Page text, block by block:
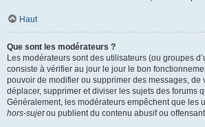
Haut
Que sont les modérateurs ?
Les modérateurs sont des utilisateurs (ou groupes
consiste à vérifier au jour le jour le bon
pouvoir de modifier ou supprimer des messages, de
déplacer, supprimer et diviser les sujets des forums
Généralement, les modérateurs empêchent que les
hors-sujetou publient du contenu abusif ou